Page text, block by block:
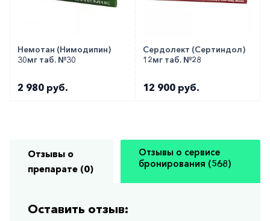
Немотан (Нимодипин)
30мг таб. №30
2 980 руб.
Сердолект (Сертиндол)
12мг таб. №28
12 900 руб.
Отзывы о
препарате (0)
Отзывы о сервисе
бронирования (568)
Оставить отзыв: